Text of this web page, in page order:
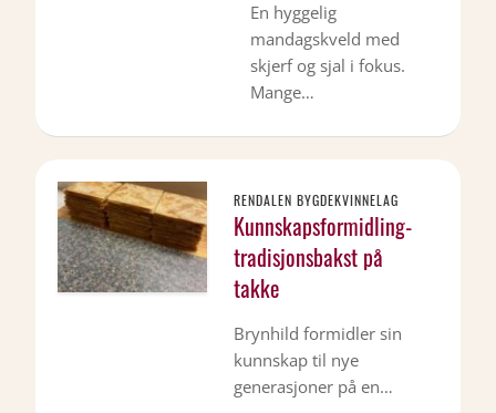
En hyggelig
mandagskveld med
skjerf og sjal i fokus.
Mange…
RENDALEN BYGDEKVINNELAG
Kunnskapsformidling-
tradisjonsbakst på
takke
Brynhild formidler sin
kunnskap til nye
generasjoner på en…